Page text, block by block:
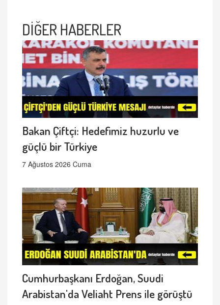
DİĞER HABERLER
Bakan Çiftçi: Hedefimiz huzurlu ve
güçlü bir Türkiye
7 Ağustos 2026 Cuma
Cumhurbaşkanı Erdoğan, Suudi
Arabistan'da Veliaht Prens ile görüştü